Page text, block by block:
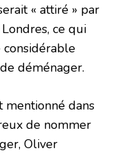
« attiré » par
ce qui
considérable
déménager.
mentionné dans
de nommer
Oliver